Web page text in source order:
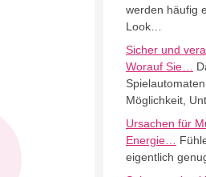
werden häufig
Look…
Sicher und
Worauf Sie…
Möglichkeit,
Ursachen für
Energie…
eigentlich